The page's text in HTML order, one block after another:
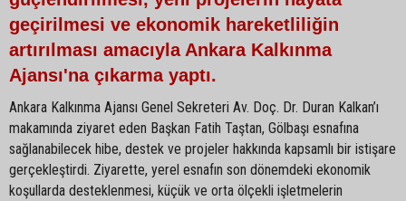
geçirilmesi ve ekonomik hareketliliğin
artırılması amacıyla Ankara Kalkınma
Ajansı'na çıkarma yaptı.
Ankara Kalkınma Ajansı Genel Sekreteri Av. Doç. Dr. Duran Kalkan’ı
makamında ziyaret eden Başkan Fatih Taştan, Gölbaşı esnafına
sağlanabilecek hibe, destek ve projeler hakkında kapsamlı bir istişare
gerçekleştirdi. Ziyarette, yerel esnafın son dönemdeki ekonomik
koşullarda desteklenmesi, küçük ve orta ölçekli işletmelerin